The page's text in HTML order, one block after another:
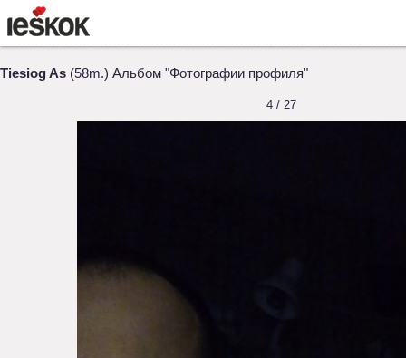
Tiesiog As (58m.) Альбом "Фотографии профиля"
4 / 27